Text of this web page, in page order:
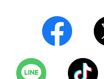
自転車シェアリング（
モバイルバッテリーシ
セブン-イレブンの歴史